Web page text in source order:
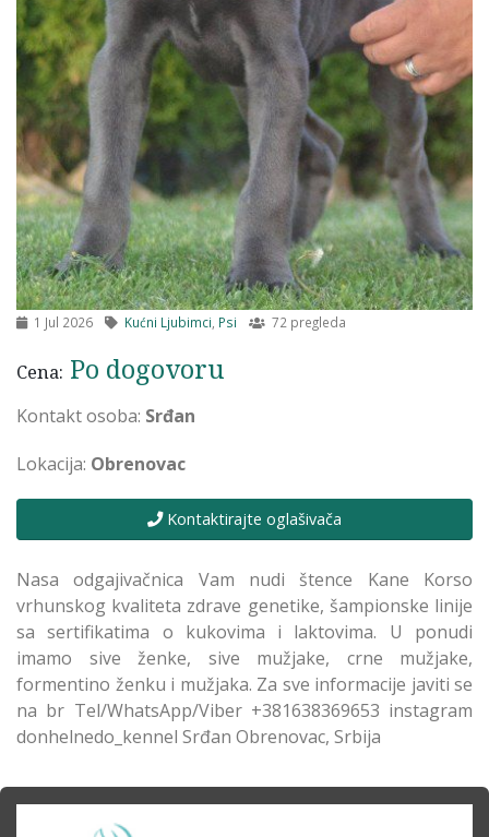
1 Jul 2026 Kućni Ljubimci Psi 72 pregleda
Cena: Po dogovoru
Kontakt osoba: Srđan
Lokacija: Obrenovac
Kontaktirajte oglašivača
Nasa odgajivačnica Vam nudi štence Kane Korso
vrhunskog kvaliteta zdrave genetike, šampionske linije
sa sertifikatima o kukovima i laktovima. U ponudi
imamo sive ženke, sive mužjake, crne mužjake,
formentino ženku i mužjaka. Za sve informacije javiti se
na br Tel/WhatsApp/Viber +381638369653 instagram
donhelnedo_kennel Srđan Obrenovac, Srbija